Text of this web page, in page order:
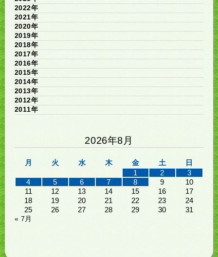
2022年
2021年
2020年
2019年
2018年
2017年
2016年
2015年
2014年
2013年
2012年
2011年
2026年8月
月 火 水 木 金 土
日
1
2
3
4
5 6 7 8 9
10
11
12 13 14 15 16
17
18
19 20 21 22 23
24
25
26 27 28 29 30 31
« 7月